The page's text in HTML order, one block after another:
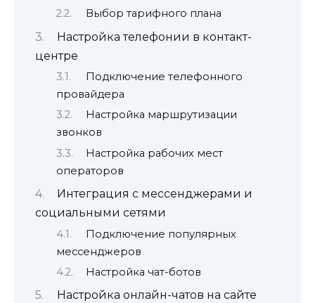
Выбор тарифного плана
Настройка телефонии в контакт-
центре
Подключение телефонного
провайдера
Настройка маршрутизации
звонков
Настройка рабочих мест
операторов
Интеграция с мессенджерами и
социальными сетями
Подключение популярных
мессенджеров
Настройка чат-ботов
Настройка онлайн-чатов на сайте